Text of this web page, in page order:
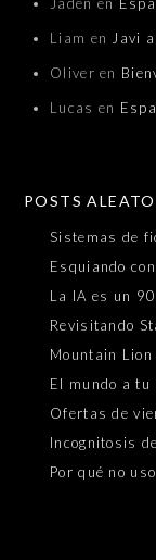
Liam en Javi
Oliver en
Lucas en
POSTS
Sistemas de
Esquiando
La IA es un
Revisitando
Mountain
El mundo a tu
Ofertas de
Incognitosis
Por qué no